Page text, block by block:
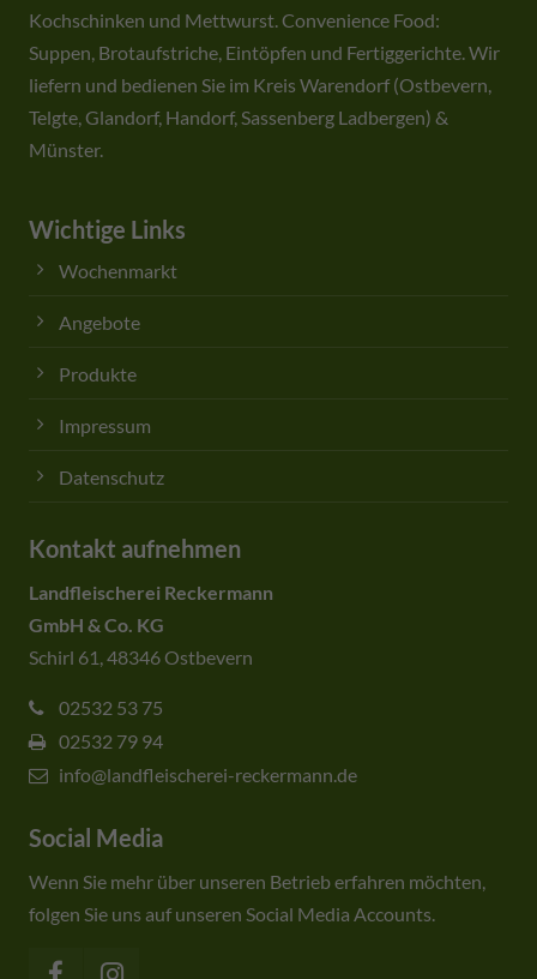
Kochschinken und Mettwurst. Convenience Food:
Suppen, Brotaufstriche, Eintöpfen und Fertiggerichte. Wir
liefern und bedienen Sie im Kreis Warendorf (Ostbevern,
Telgte, Glandorf, Handorf, Sassenberg Ladbergen) &
Münster.
Wichtige Links
Wochenmarkt
Angebote
Produkte
Impressum
Datenschutz
Kontakt aufnehmen
Landfleischerei Reckermann
GmbH & Co. KG
Schirl 61, 48346 Ostbevern
02532 53 75
02532 79 94
info@landfleischerei-reckermann.de
Social Media
Wenn Sie mehr über unseren Betrieb erfahren möchten,
folgen Sie uns auf unseren Social Media Accounts.